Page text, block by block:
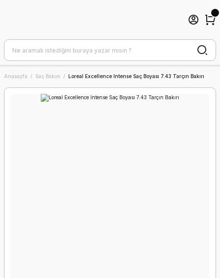
Anasayfa Saç Bakım Loreal Excellence Intense Saç Boyası 7.43 Tarçın Bakırı